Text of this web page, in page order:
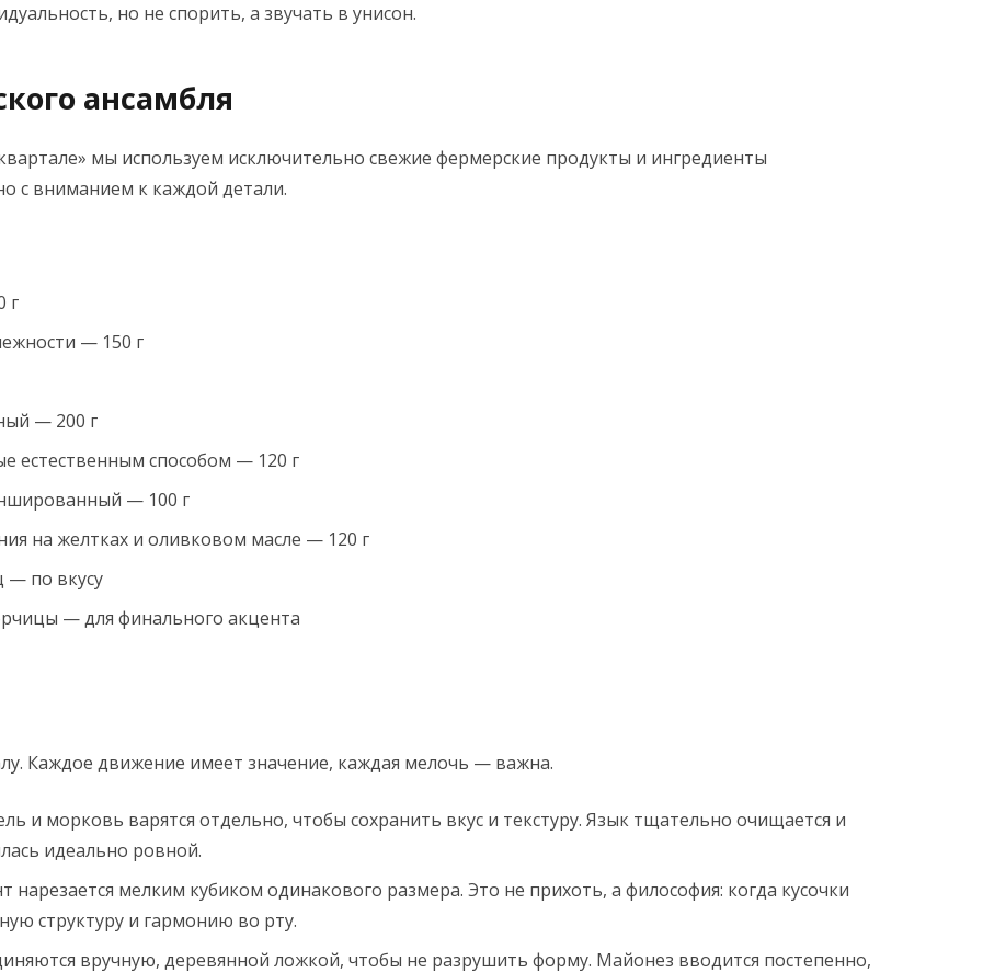
но не спорить, а звучать в унисон.
ансамбля
мы используем исключительно свежие фермерские продукты и ингредиенты
с вниманием к каждой детали.
г
— 150 г
— 200 г
естественным способом — 120 г
— 100 г
на желтках и оливковом масле — 120 г
— по вкусу
— для финального акцента
Каждое движение имеет значение, каждая мелочь — важна.
и морковь варятся отдельно, чтобы сохранить вкус и текстуру. Язык тщательно очищается и
идеально ровной.
мелким кубиком одинакового размера. Это не прихоть, а философия: когда кусочки
структуру и гармонию во рту.
вручную, деревянной ложкой, чтобы не разрушить форму. Майонез вводится постепенно,